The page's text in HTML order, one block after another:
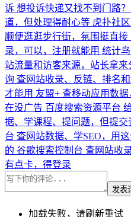
诉 想投诉快递又找不到门路
道，但处理得耐心等 虎扑社区
顺便逛逛步行街，氛围挺直接
录，可以，注册就能用 统计鸟
站流量和访客来源，站长拿
询 查网站收录、反链、排名
才能用 友盟+ 查移动应用数
在没广告 百度搜索资源平台
据、学课程、提问题，但提
台 查网站数据、学SEO，用
的 谷歌搜索控制台 查网站收
有点卡，得登录
发表
加载失败，请刷新重试